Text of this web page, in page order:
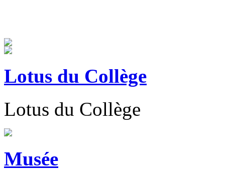
Lotus du Collège
Lotus du Collège
Musée